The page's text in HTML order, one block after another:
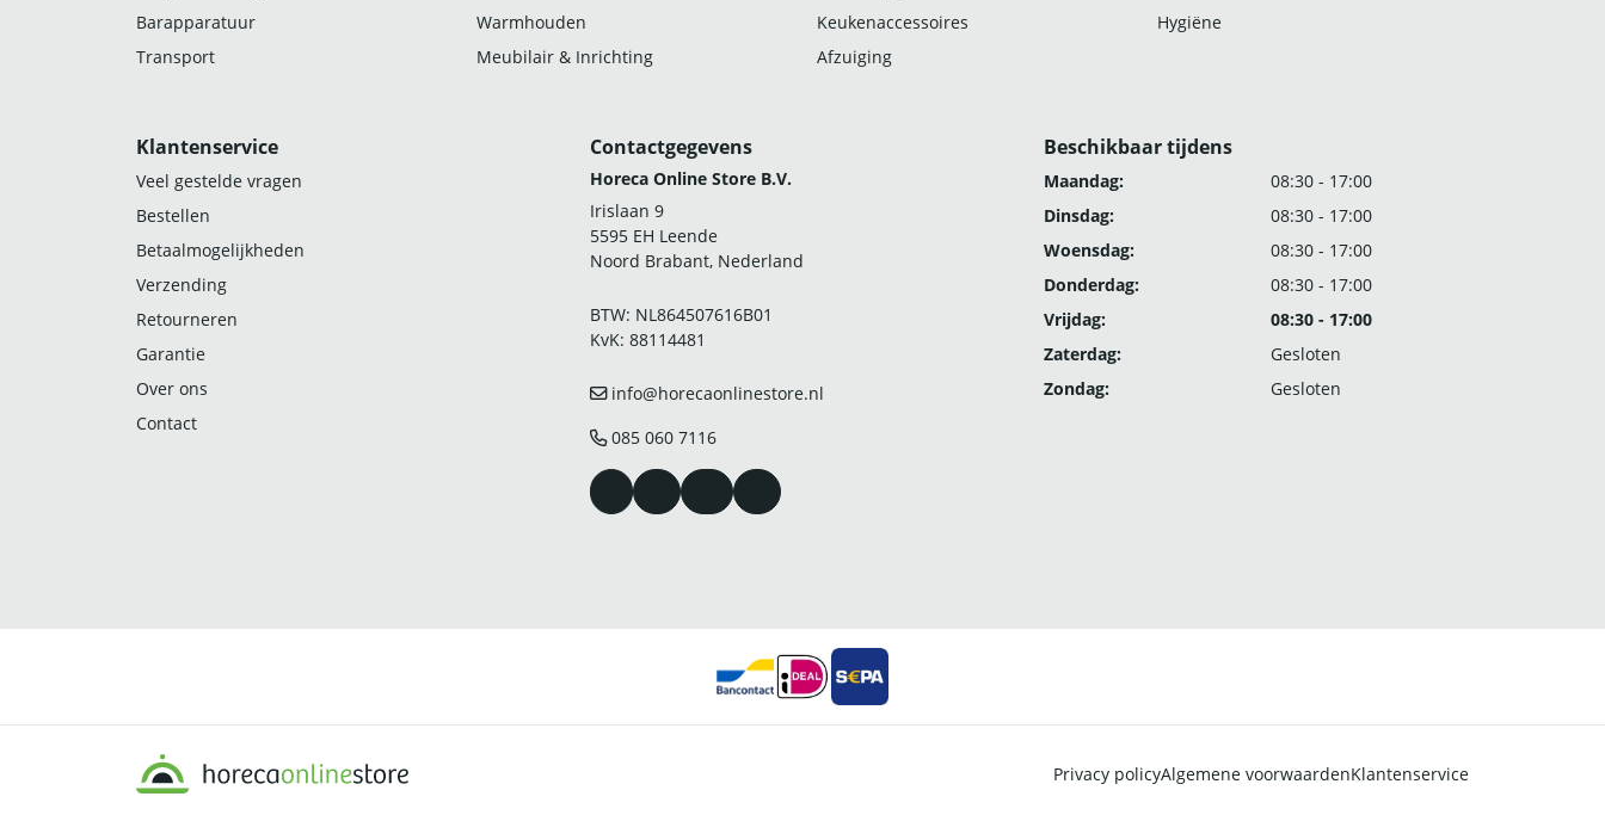
Barapparatuur
Warmhouden Keukenaccessoires
Hygiëne
Transport
Meubilair & Inrichting Afzuiging
Klantenservice
Veel gestelde vragen
Bestellen
Betaalmogelijkheden
Verzending
Retourneren
Garantie
Over ons
Contact
Contactgegevens
Horeca Online Store B.V.
Irislaan 9
5595 EH Leende
Noord Brabant, Nederland
BTW: NL864507616B01
KvK: 88114481
info@horecaonlinestore.nl
085 060 7116
Beschikbaar tijdens
Maandag:
08:30 - 17:00
Dinsdag:
08:30 - 17:00
Woensdag:
08:30 - 17:00
Donderdag:
08:30 - 17:00
Vrijdag:
08:30 - 17:00
Zaterdag:
Gesloten
Zondag:
Gesloten
Privacy policyAlgemene voorwaardenKlantenservice